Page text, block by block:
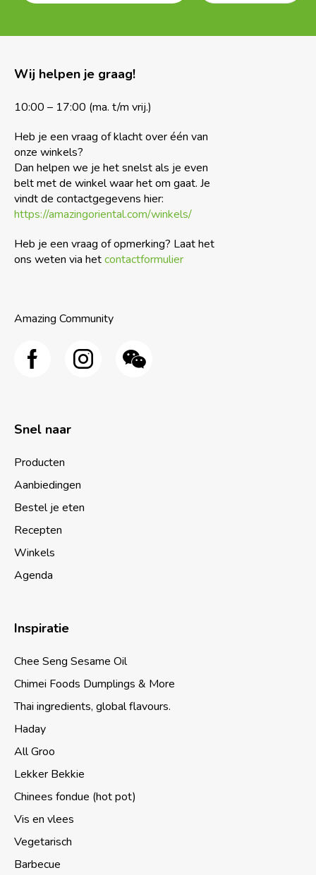
Wij helpen je graag!
10:00 – 17:00 (ma. t/m vrij.)
Heb je een vraag of klacht over één van
onze winkels?
Dan helpen we je het snelst als je even
belt met de winkel waar het om gaat. Je
vindt de contactgegevens hier:
https://amazingoriental.com/winkels/
Heb je een vraag of opmerking? Laat het
ons weten via hetcontactformulier
Amazing Community
Snel naar
Producten
Aanbiedingen
Bestel je eten
Recepten
Winkels
Agenda
Inspiratie
Chee Seng Sesame Oil
Chimei Foods Dumplings & More
Thai ingredients, global flavours.
Haday
All Groo
Lekker Bekkie
Chinees fondue (hot pot)
Vis en vlees
Vegetarisch
Barbecue